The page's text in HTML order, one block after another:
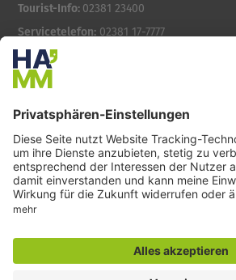
Tourist-Info: 02381 23400
Servicetelefon: 02381 17-7777
montags bis freitags
7:30 bis 18:00 Uhr
Besondere Services
Veranstaltungskalender